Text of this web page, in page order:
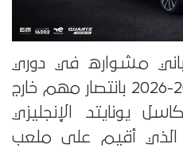
مشواره في دوري
أبطال أوروبا موسم 2025-2026 بانتصار مهم خارج
يونايتد الإنجليزي
اللقاء الذي أقيم على ملعب